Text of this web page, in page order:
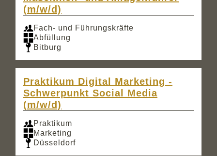
(m/w/d)
Fach- und Führungskräfte
Abfüllung
Bitburg
Praktikum Digital Marketing -
Schwerpunkt Social Media
(m/w/d)
Praktikum
Marketing
Düsseldorf